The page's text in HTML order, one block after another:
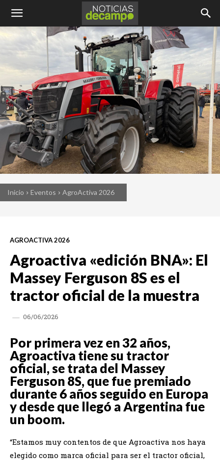
Inicio Eventos AgroActiva 2026
AGROACTIVA 2026
Agroactiva «edición BNA»: El
Massey Ferguson 8S es el
tractor oficial de la muestra
06/06/2026
Por primera vez en 32 años,
Agroactiva tiene su tractor
oficial, se trata del Massey
Ferguson 8S, que fue premiado
durante 6 años seguido en Europa
y desde que llegó a Argentina fue
un boom.
“Estamos muy contentos de que Agroactiva nos haya
elegido como marca oficial para ser el tractor oficial,